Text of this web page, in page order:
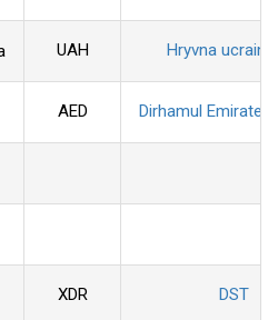
UAH Hryvna
AED Dirhamul
XDR DST